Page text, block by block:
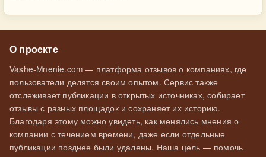
О проекте
Vashe-Mnenie.com — платформа отзывов о компаниях, где
пользователи делятся своим опытом. Сервис также
отслеживает публикации в открытых источниках, собирает
отзывы с разных площадок и сохраняет их историю.
Благодаря этому можно увидеть, как менялись мнения о
компании с течением времени, даже если отдельные
публикации позднее были удалены. Наша цель — помочь